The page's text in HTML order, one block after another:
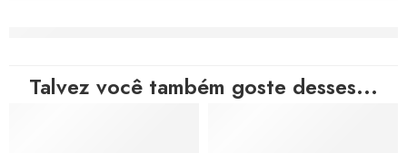
Talvez você também goste desses...